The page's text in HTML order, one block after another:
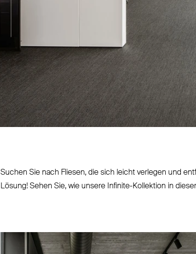
Suchen Sie nach Fliesen, die sich leicht verlegen und
Lösung! Sehen Sie, wie unsere Infinite-Kol­­lektion in